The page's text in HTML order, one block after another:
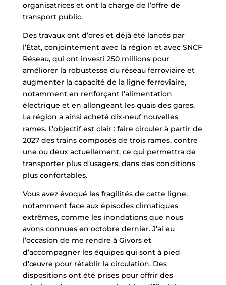
organisatrices et ont la charge de l’offre de
transport public.
Des travaux ont d’ores et déjà été lancés par
l’État, conjointement avec la région et avec SNCF
Réseau, qui ont investi 250 millions pour
améliorer la robustesse du réseau ferroviaire et
augmenter la capacité de la ligne ferroviaire,
notamment en renforçant l’alimentation
électrique et en allongeant les quais des gares.
La région a ainsi acheté dix-neuf nouvelles
rames. L’objectif est clair : faire circuler à partir de
2027 des trains composés de trois rames, contre
une ou deux actuellement, ce qui permettra de
transporter plus d’usagers, dans des conditions
plus confortables.
Vous avez évoqué les fragilités de cette ligne,
notamment face aux épisodes climatiques
extrêmes, comme les inondations que nous
avons connues en octobre dernier. J’ai eu
l’occasion de me rendre à Givors et
d’accompagner les équipes qui sont à pied
d’œuvre pour rétablir la circulation. Des
dispositions ont été prises pour offrir des